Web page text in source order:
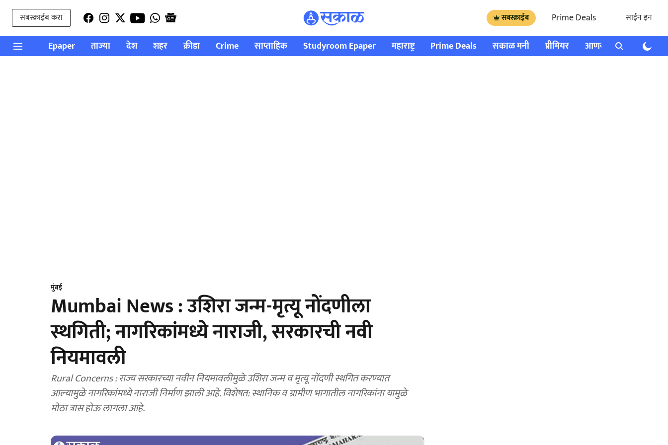
सबस्क्राईब करा सबस्क्राईब Prime Deals साईन इन
Epaper ताज्या देश शहर क्रीडा Crime साप्ताहिक Studyroom Epaper महाराष्ट्र Prime Deals सकाळ मनी प्रीमियर आणखी राशी भविष्य
मुंबई
Mumbai News : उशिरा जन्म-मृत्यू नोंदणीला
स्‍थगिती; नागरिकांमध्ये नाराजी, सरकारची नवी
नियमावली
Rural Concerns : राज्य सरकारच्या नवीन नियमावलीमुळे उशिरा जन्म व मृत्यू नोंदणी स्थगित करण्यात
आल्यामुळे नागरिकांमध्ये नाराजी निर्माण झाली आहे. विशेषत: स्थानिक व ग्रामीण भागातील नागरिकांना यामुळे
मोठा त्रास होऊ लागला आहे.